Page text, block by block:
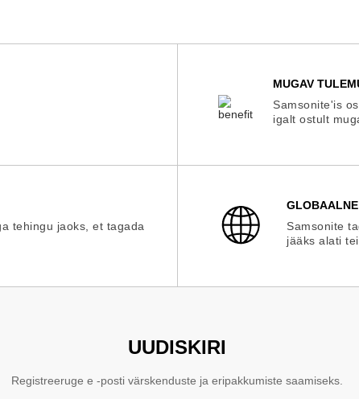
MUGAV
Samsonite'is
igalt ostult
tehingu jaoks, et tagada
Samsonite
jääks alati
UUDISKIRI
Registreeruge e -posti värskenduste ja eripakkumiste saamiseks.